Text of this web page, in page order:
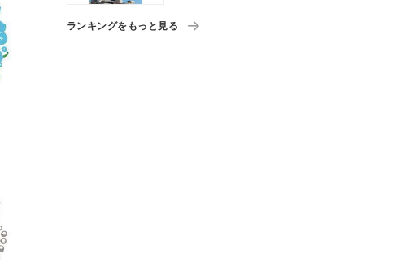
ランキングをもっと見る